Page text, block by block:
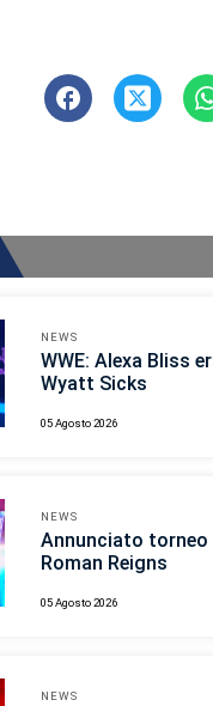
NEWS
WWE: Alexa Bliss
Wyatt Sicks
05 Agosto 2026
NEWS
Annunciato torneo
Roman Reigns
05 Agosto 2026
NEWS